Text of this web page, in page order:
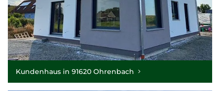
Kundenhaus in 91620 Ohrenbach